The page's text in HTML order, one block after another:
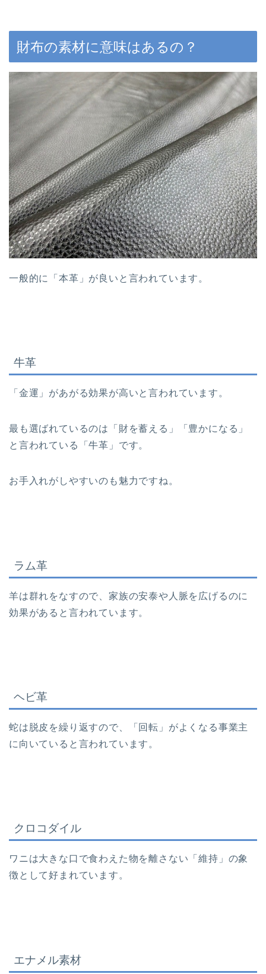
財布の素材に意味はあるの？
一般的に「本革」が良いと言われています。
牛革
「金運」があがる効果が高いと言われています。
最も選ばれているのは
「財を蓄える」「豊かになる」
と言われている「牛革」 です。
お手入れがしやすいのも魅力ですね。
ラム革
羊は群れをなすので、家族の安泰や人脈を広げるのに
効果があると言われています。
ヘビ革
蛇は脱皮を繰り返すので、「回転」がよくなる事業主
に向いていると言われています。
クロコダイル
ワニは大きな口で食わえた物を離さない「維持」の象
徴として好まれています。
エナメル素材